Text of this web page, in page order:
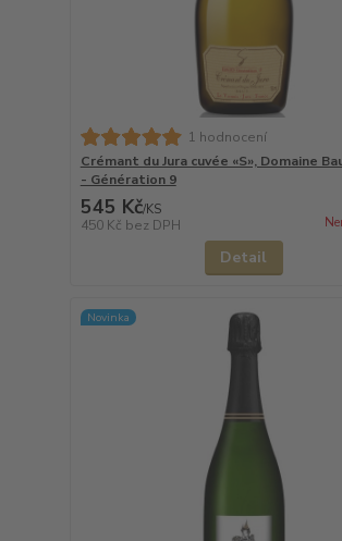
1 hodnocení
Crémant du Jura cuvée «S», Domaine
- Génération 9
545 Kč/KS
450 Kč bez DPH
Detail
Novinka